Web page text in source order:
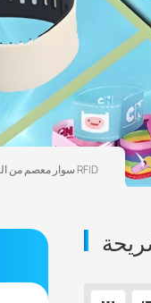
سوار معصم من البوليستر مزود بشريحة RFID